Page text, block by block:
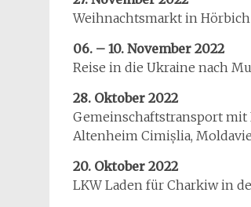
Weihnachtsmarkt in Hörbich
06. – 10. November 2022
Reise in die Ukraine nach
28. Oktober 2022
Gemeinschaftstransport mit
Altenheim Cimișlia,
20. Oktober 2022
LKW Laden für Charkiw in